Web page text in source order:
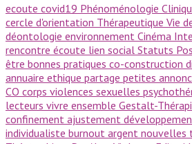
ecoute covid19 Phénoménologie
cercle d'orientation Thérapeutique Vie
déontologie environnement Cinéma
rencontre écoute lien social Statuts
être bonnes pratiques co-construction
annuaire ethique partage petites
CO corps violences sexuelles
lecteurs vivre ensemble Gestalt-
confinement ajustement
individualiste burnout argent nouvelles